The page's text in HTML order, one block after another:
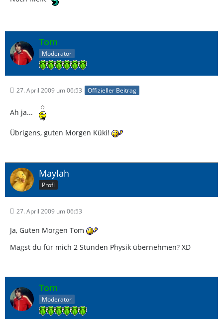
Tom
Moderator
27. April 2009 um 06:53 Offizieller Beitrag
Ah ja...
Übrigens, guten Morgen Küki!
Maylah
Profi
27. April 2009 um 06:53
Ja, Guten Morgen Tom
Magst du für mich 2 Stunden Physik übernehmen? XD
Tom
Moderator